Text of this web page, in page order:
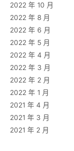
2022 年 10 月
2022 年 8 月
2022 年 6 月
2022 年 5 月
2022 年 4 月
2022 年 3 月
2022 年 2 月
2022 年 1 月
2021 年 4 月
2021 年 3 月
2021 年 2 月